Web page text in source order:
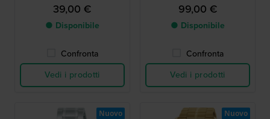
39,00 €
● Disponibile
Confronta
Vedi i prodotti
99,00 €
● Disponibile
Confronta
Vedi i prodotti
Nuovo Nuovo